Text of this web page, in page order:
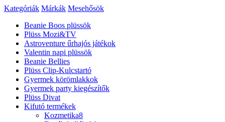
Kategóriák Márkák Mesehősök
Beanie Boos plüssök
Plüss Mozi&TV
Astroventure űrhajós játékok
Valentin napi plüssök
Beanie Bellies
Plüss Clip-Kulcstartó
Gyermek körömlakkok
Gyermek party kiegészítők
Plüss Divat
Kifutó termékek
Kozmetika8